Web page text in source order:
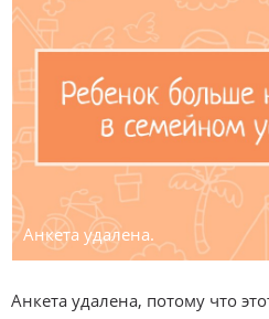
Анкета удалена.
Анкета удалена, потому что